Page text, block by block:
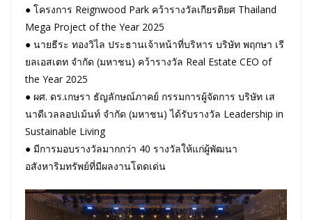
● โครงการ Reignwood Park คว้ารางวัลเกียรติยศ Thailand
Mega Project of the Year 2025
● นายธีระ ทองวิไล ประธานเจ้าหน้าที่บริหาร บริษัท พฤกษา เรี
ยลเอสเตท จำกัด (มหาชน) คว้ารางวัล Real Estate CEO of
the Year 2025
● ผศ. ดร.เกษรา ธัญลักษณ์ภาคย์ กรรมการผู้จัดการ บริษัท เส
นาดีเวลลอปเม้นท์ จำกัด (มหาชน) ได้รับรางวัล Leadership in
Sustainable Living
● มีการมอบรางวัลมากกว่า 40 รางวัลให้แก่ผู้พัฒนา
อสังหาริมทรัพย์ที่มีผลงานโดดเด่น